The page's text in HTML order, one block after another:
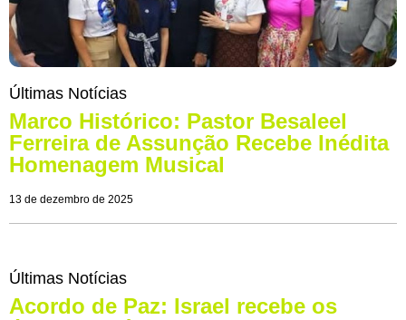
Últimas Notícias
Marco Histórico: Pastor Besaleel
Ferreira de Assunção Recebe Inédita
Homenagem Musical
13 de dezembro de 2025
Últimas Notícias
Acordo de Paz: Israel recebe os